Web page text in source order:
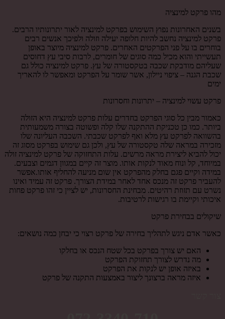
מהו פרקט למינציה
בשנים האחרונות נפוץ השימוש בפרקט למינציה לאור יתרונותיו הרבים.
פרקט למינציה נחשב להיות חלופה יעילה וזולה ולפיכך אנשים רבים
בוחרים בו על פני הפרקטים האחרים. פרקט למינציה מיוצר באופן
תעשייתי והוא מכיל כמה סוגים של חומרים, לרבות סיבי עץ דחוסים
שעליהם מודבקת שכבה בטקסטורה של עץ. פרקט למינציה כולל גם
שכבת הגנה – ציפוי ניילון, אשר שומר על הפרקט ומאפשר לו להאריך
ימים
פרקט עשוי למינציה – יתרונות וחסרונות
כאמור מבין כל סוגי הפרקט בחדרים עלות פרקט למינציה היא הזולה
ביותר. כמו כן טכניקת ההתקנה שלו קלה ופשוטה בצורה משמעותית
בהשוואה לפרקט עץ מלא ואף לפרקט שכבתי. השכבה העליונה שלו
מזכירה במראה שלה טקסטורה של עץ, ולכן גם שימוש בפרקט מסוג זה
יכול להביא ליצירת מראה מרשים. עלות התחזוקה של פרקט למינציה זולה
במיוחד, קל ונוח מאוד לנקות אותו. מוצר זה קיים במגוון דגמים וצבעים.
במידה וקיים פגם בחלק מהפרקט אין שום מניעה להחליף אותו.אפשר
להעביר פרקט זה מנכס אחד לאחר במידת הצורך. פרקט זה עמיד ואינו
נשרט עם תזוזת רהיטים. מבחינת החסרונות, יש לציין כי זהו פרקט פחות
איכותי וקיימת בו רגישות לרטיבות.
שיקולים בבחירת פרקט
כאשר אדם ניגש לתהליך בחירה של פרקט רצוי כי יבחן כמה נושאים:
האם יש צורך בפרקט בכל שטח הנכס או בחלקו
מה נדרש לצורך תחזוקת הפרקט
באיזה אופן יש לנקות את הפרקט
איזה מראה ברצונך ליצור באמצעות התקנה של פרקט